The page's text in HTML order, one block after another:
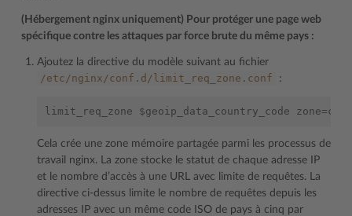
(Hébergement nginx uniquement) Pour protéger une page web
spécifique contre les attaques par force brute du même pays :
Ajoutez la directive du modèle suivant au fichier
/etc/nginx/conf.d/limit_req_zone.conf :
Cela crée une zone mémoire partagée parmi les processus de
travail nginx. La zone stocke le statut de chaque adresse IP
et le nombre d’accès à une URL avec limite de requêtes. La
directive ci-dessus limite le nombre de requêtes depuis les
adresses IP avec un même code ISO de pays à cinq par